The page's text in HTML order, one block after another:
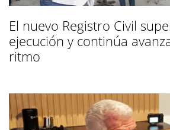
El nuevo Registro Civil
ejecución y continúa
ritmo